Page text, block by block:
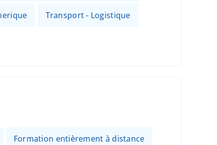
Transport - Logistique
Formation entièrement à distance